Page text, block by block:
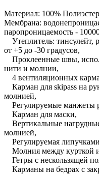
Материал: 100%
Мембрана:
паропроницаемость -
Утеплитель: тинсулейт,
от +5 до -30 градусов,
Проклеенные швы,
нити и молнии,
4 вентиляционных
Карман для skipass на
молнией,
Регулируемые манжеты
Карман для маски,
Вертикальные
молнией,
Регулируемая
Молния между курткой
Гетры с нескользящей
Карманы на бедрах с